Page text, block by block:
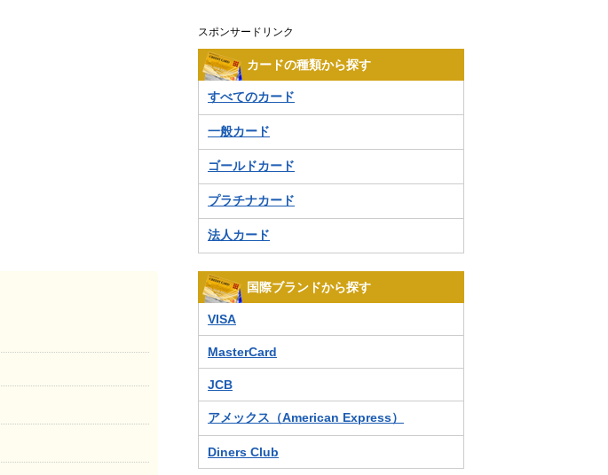
スポンサードリンク
カードの種類から探す
すべてのカード
一般カード
ゴールドカード
プラチナカード
法人カード
国際ブランドから探す
VISA
MasterCard
JCB
アメックス（American Express）
Diners Club